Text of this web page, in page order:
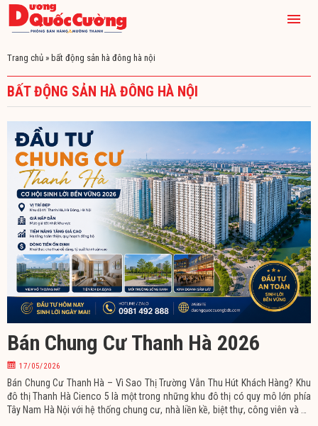
Trang chủ » bất động sản hà đông hà nội
BẤT ĐỘNG SẢN HÀ ĐÔNG HÀ NỘI
Bán Chung Cư Thanh Hà 2026
17/05/2026
Bán Chung Cư Thanh Hà – Vì Sao Thị Trường Vẫn Thu Hút Khách Hàng? Khu
đô thị Thanh Hà Cienco 5 là một trong những khu đô thị có quy mô lớn phía
Tây Nam Hà Nội với hệ thống chung cư, nhà liền kề, biệt thự, công viên và hồ